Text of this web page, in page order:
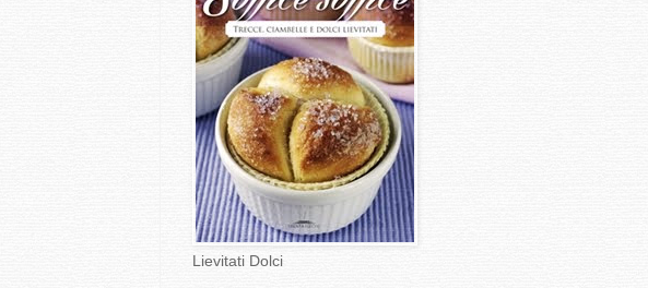
Lievitati Dolci